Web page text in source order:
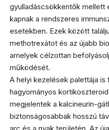
gyulladáscsökkentők mellett
kapnak a rendszeres
esetekben. Ezek között
methotrexátot és az újabb
amelyek célzottan
működését.
A helyi kezelések palettája is
hagyományos
megjelentek a kalcineurin-
biztonságosabbak hosszú